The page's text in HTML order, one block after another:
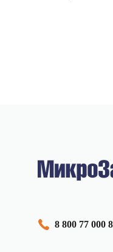
8 800 77 000